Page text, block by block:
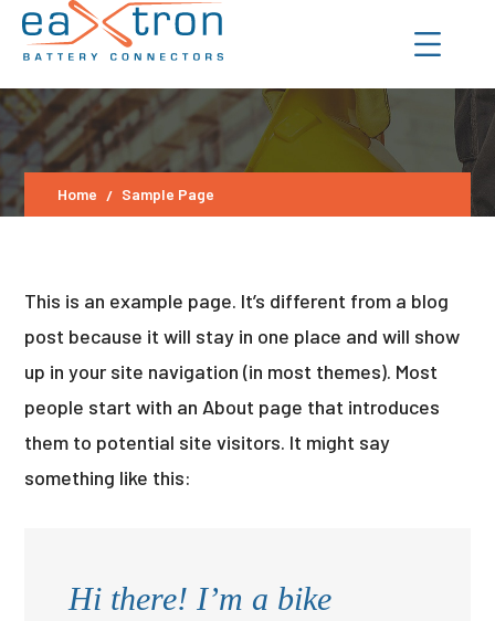
Home Sample Page
This is an example page. It’s different from a blog
post because it will stay in one place and will show
up in your site navigation (in most themes). Most
people start with an About page that introduces
them to potential site visitors. It might say
something like this:
Hi there! I’m a bike